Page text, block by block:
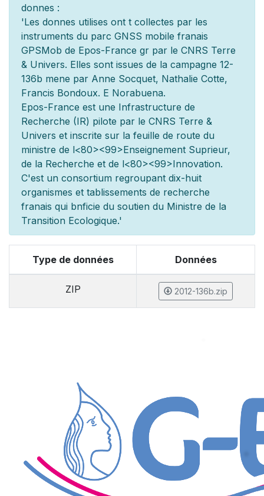
donnes :
'Les donnes utilises ont t collectes par les
instruments du parc GNSS mobile franais
GPSMob de Epos-France gr par le CNRS Terre
& Univers. Elles sont issues de la campagne 12-
136b mene par Anne Socquet, Nathalie Cotte,
Francis Bondoux. E Norabuena.
Epos-France est une Infrastructure de
Recherche (IR) pilote par le CNRS Terre &
Univers et inscrite sur la feuille de route du
ministre de l<80><99>Enseignement Suprieur,
de la Recherche et de l<80><99>Innovation.
C'est un consortium regroupant dix-huit
organismes et tablissements de recherche
franais qui bnficie du soutien du Ministre de la
Transition Ecologique.'
Type de données Données
ZIP 2012-136b.zip